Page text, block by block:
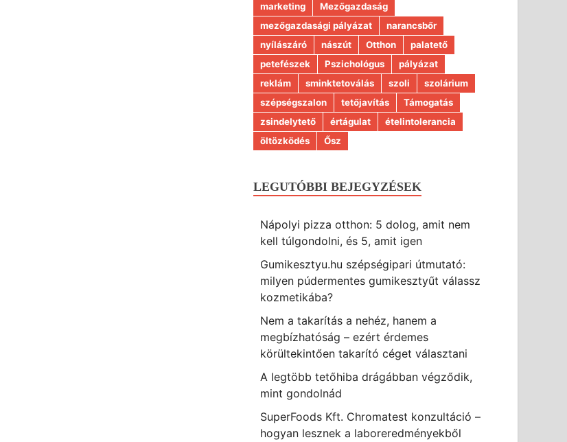
marketing
Mezőgazdaság
mezőgazdasági pályázat
narancsbőr
nyílászáró
nászút Otthon
palatető
petefészek
Pszichológus
pályázat
reklám
sminktetoválás szoli
szolárium
szépségszalon
tetőjavítás
Támogatás
zsindelytető
értágulat
ételintolerancia
öltözködés
Ősz
LEGUTÓBBI BEJEGYZÉSEK
Nápolyi pizza otthon: 5 dolog, amit nem
kell túlgondolni, és 5, amit igen
Gumikesztyu.hu szépségipari útmutató:
milyen púdermentes gumikesztyűt válassz
kozmetikába?
Nem a takarítás a nehéz, hanem a
megbízhatóság – ezért érdemes
körültekintően takarító céget választani
A legtöbb tetőhiba drágábban végződik,
mint gondolnád
SuperFoods Kft. Chromatest konzultáció –
hogyan lesznek a laboreredményekből